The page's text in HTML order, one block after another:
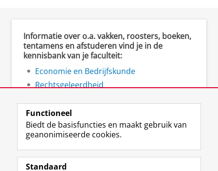
Informatie over o.a. vakken, roosters, boeken,
tentamens en afstuderen vind je in de
kennisbank van je faculteit:
Economie en Bedrijfskunde
Rechtsgeleerdheid
Volg de RUG
F
a
L
i
R
S
I
n
Y
o
Functioneel
Biedt de basisfuncties en maakt gebruik van
geanonimiseerde cookies.
Standaard